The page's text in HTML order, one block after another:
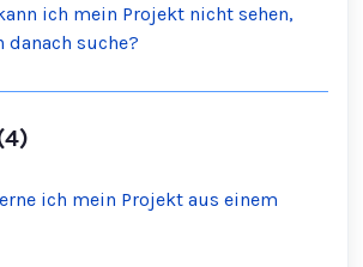
ich mein Projekt nicht sehen,
danach suche?
ich mein Projekt aus einem